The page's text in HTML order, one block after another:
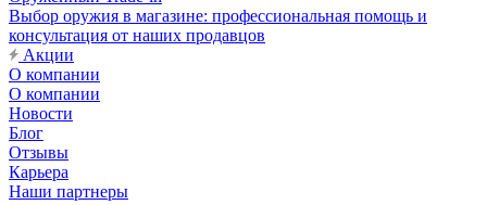
Выбор оружия в магазине: профессиональная помощь и
консультация от наших продавцов
Акции
О компании
О компании
Новости
Блог
Отзывы
Карьера
Наши партнеры